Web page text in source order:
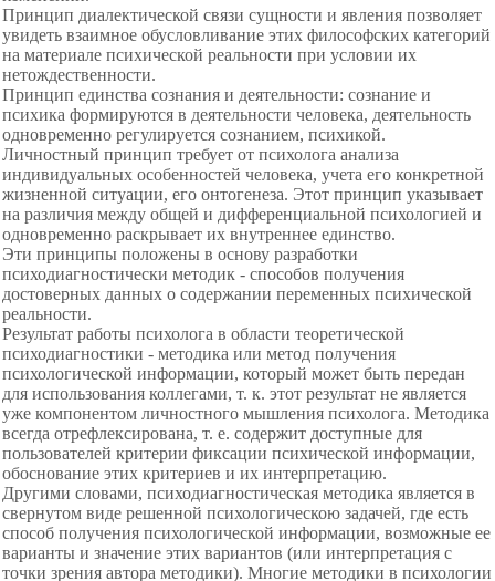
Принцип диалектической связи сущности и явления позволяет
увидеть взаимное обусловливание этих философских категорий
на материале психической реальности при условии их
нетождественности.
Принцип единства сознания и деятельности: сознание и
психика формируются в деятельности человека, деятельность
одновременно регулируется сознанием, психикой.
Личностный принцип требует от психолога анализа
индивидуальных особенностей человека, учета его конкретной
жизненной ситуации, его онтогенеза. Этот принцип указывает
на различия между общей и дифференциальной психологией и
одновременно раскрывает их внутреннее единство.
Эти принципы положены в основу разработки
психодиагностически методик - способов получения
достоверных данных о содержании переменных психической
реальности.
Результат работы психолога в области теоретической
психодиагностики - методика или метод получения
психологической информации, который может быть передан
для использования коллегами, т. к. этот результат не является
уже компонентом личностного мышления психолога. Методика
всегда отрефлексирована, т. е. содержит доступные для
пользователей критерии фиксации психической информации,
обоснование этих критериев и их интерпретацию.
Другими словами, психодиагностическая методика является в
свернутом виде решенной психологическою задачей, где есть
способ получения психологической информации, возможные ее
варианты и значение этих вариантов (или интерпретация с
точки зрения автора методики). Многие методики в психологии